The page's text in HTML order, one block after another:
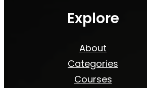
Explore
About
Categories
Courses